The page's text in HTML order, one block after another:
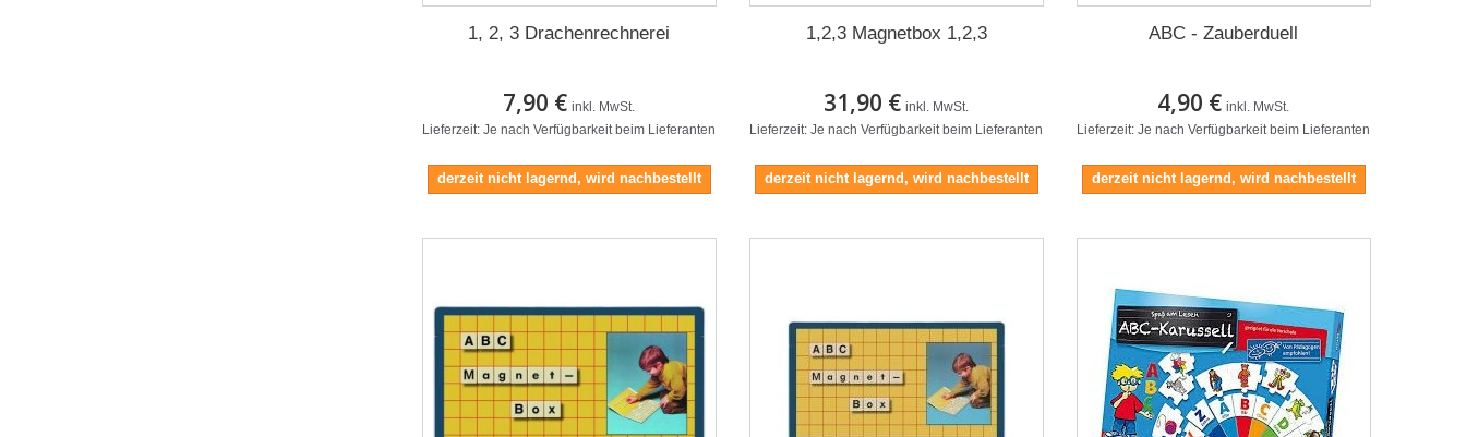
1, 2, 3 Drachenrechnerei
7,90 € inkl. MwSt.
Lieferzeit: Je nach Verfügbarkeit beim Lieferanten
derzeit nicht lagernd, wird nachbestellt
1,2,3 Magnetbox 1,2,3
31,90 € inkl. MwSt.
Lieferzeit: Je nach Verfügbarkeit beim Lieferanten
derzeit nicht lagernd, wird nachbestellt
ABC - Zauberduell
4,90 € inkl. MwSt.
Lieferzeit: Je nach Verfügbarkeit beim Lieferanten
derzeit nicht lagernd, wird nachbestellt